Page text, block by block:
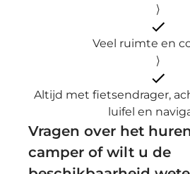
⟩
Veel ruimte en
⟩
Altijd met fietsendrager,
luifel en
Vragen over het
camper of wilt u de